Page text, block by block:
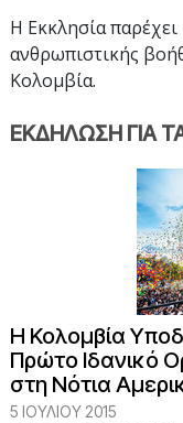
Η Εκκλησία
ανθρωπιστικής
Κολομβία.
ΕΚΔΗΛΩΣΗ ΓΙΑ
Η Κολομβία
Πρώτο Ιδανικό
στη Νότια
5 ΙΟΥΛΙΟΥ 2015